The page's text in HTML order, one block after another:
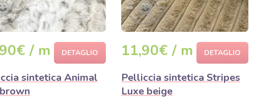
/ m DETAGLIO
sintetica Animal
11,90€ / m DETAGLIO
Pelliccia sintetica Stripes
Luxe beige